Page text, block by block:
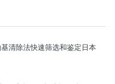
清除法快速筛选和鉴定日本